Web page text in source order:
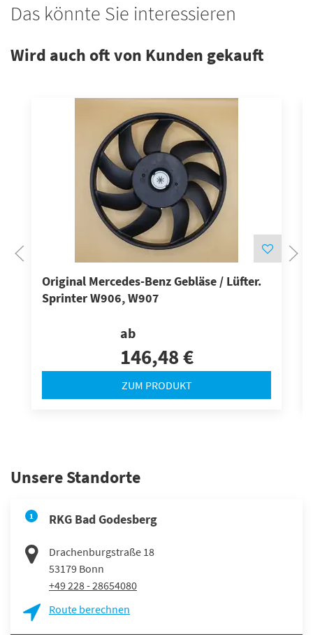
Das könnte Sie interessieren
Wird auch oft von Kunden gekauft
Original Mercedes-Benz Gebläse / Lüfter.
Sprinter W906, W907
ab
146,48 €
ZUM PRODUKT
Unsere Standorte
1 RKG Bad Godesberg
Drachenburgstraße 18
53179 Bonn
+49 228 - 28654080
Route berechnen